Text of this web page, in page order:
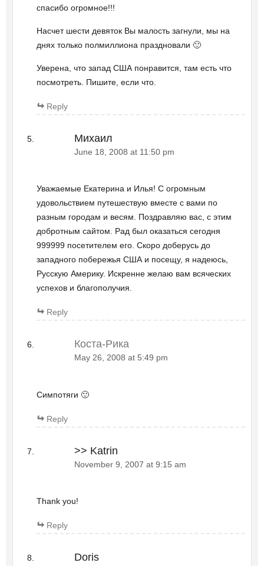
спасибо огромное!!!
Насчет шести девяток Вы малость загнули, мы на
днях только полмиллиона праздновали 🙂
Уверена, что запад США понравится, там есть что
посмотреть. Пишите, если что.
Reply
Михаил
June 18, 2008 at 11:50 pm
Уважаемые Екатерина и Илья! С огромным
удовольствием путешествую вместе с вами по
разным городам и весям. Поздравляю вас, с этим
добротным сайтом. Рад был оказаться сегодня
999999 посетителем его. Скоро доберусь до
западного побережья США и посещу, я надеюсь,
Русскую Америку. Искренне желаю вам всяческих
успехов и благополучия.
Reply
Коста-Рика
May 26, 2008 at 5:49 pm
Симпотяги 🙂
Reply
>> Katrin
November 9, 2007 at 9:15 am
Thank you!
Reply
Doris